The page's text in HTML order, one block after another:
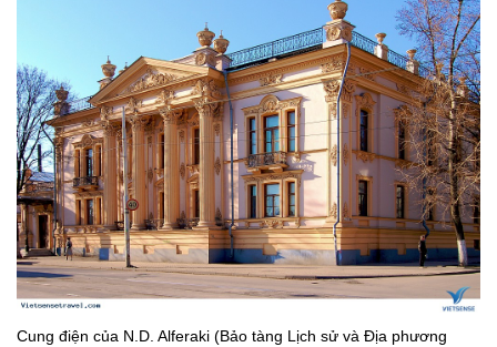
Cung điện của N.D. Alferaki (Bảo tàng Lịch sử và Địa phương